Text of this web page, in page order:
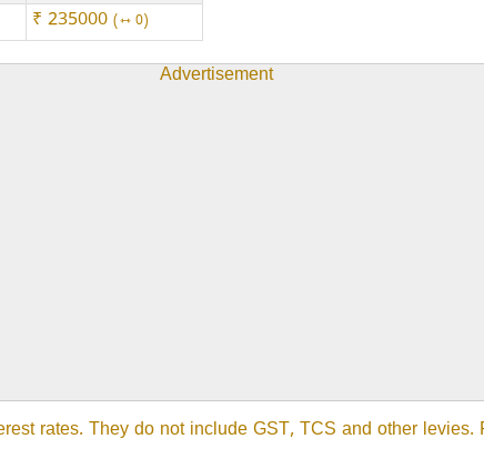
₹ 235000 ⇿ 0
Advertisement
rates. They do not include GST, TCS and other